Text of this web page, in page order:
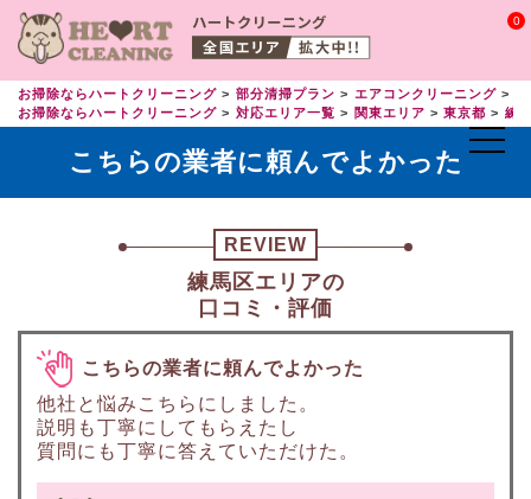
0
お掃除ならハートクリーニング 部分清掃プラン エアコンクリーニング
お掃除ならハートクリーニング
対応エリア一覧 関東エリア 東京都 練
こちらの業者に頼んでよかった
REVIEW
練馬区エリアの
口コミ・評価
こちらの業者に頼んでよかった
他社と悩みこちらにしました。
説明も丁寧にしてもらえたし
質問にも丁寧に答えていただけた。